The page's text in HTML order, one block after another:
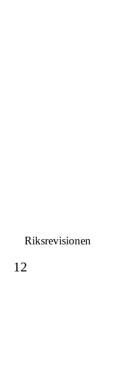
Riksrevisionen
12